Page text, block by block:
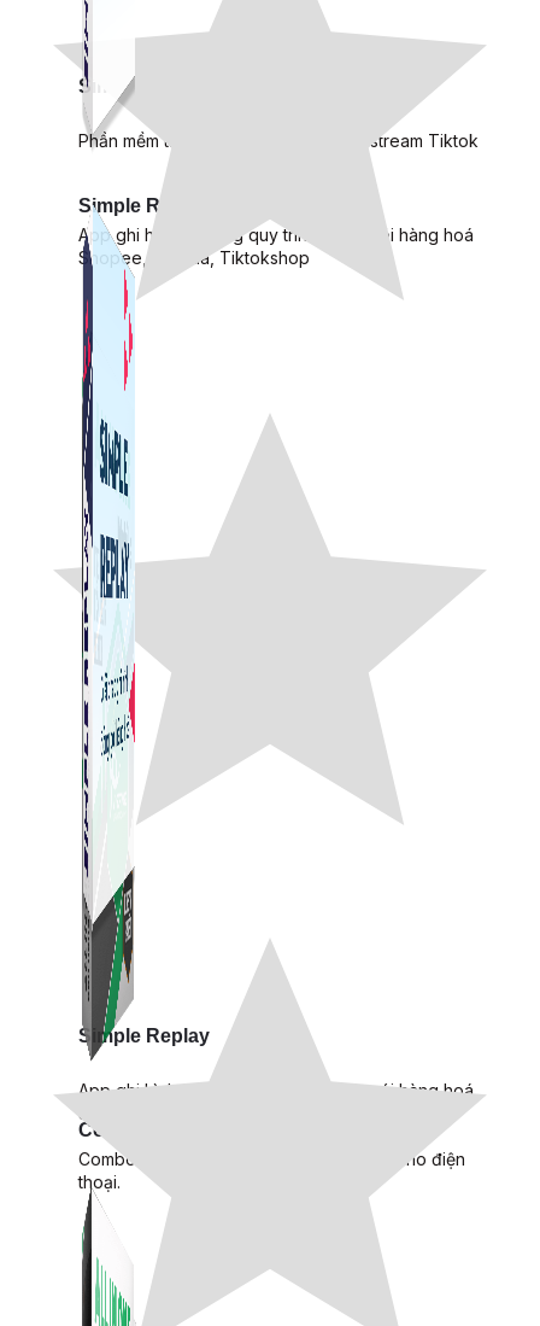
Simple Replay
App ghi hình tự động quy trình đóng gói hàng hoá
Shopee, Lazada, Tiktokshop
Combo ATP Mobile
Combo phần mềm mềm Marketing dành cho điện
thoại.
Simple Live
Phần mềm tạo kịch bản bình luận livestream Tiktok
Simple Replay
App ghi hình tự động quy trình đóng gói hàng hoá
Shopee, Lazada, Tiktokshop